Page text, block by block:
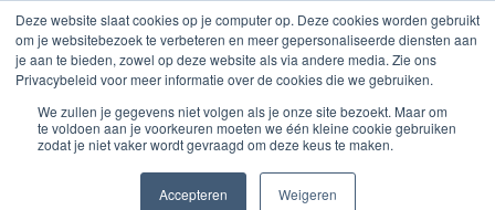
Deze website slaat cookies op je computer op. Deze cookies worden gebruikt
om je websitebezoek te verbeteren en meer gepersonaliseerde diensten aan
je aan te bieden, zowel op deze website als via andere media. Zie ons
Privacybeleid voor meer informatie over de cookies die we gebruiken.
We zullen je gegevens niet volgen als je onze site bezoekt. Maar om
te voldoen aan je voorkeuren moeten we één kleine cookie gebruiken
zodat je niet vaker wordt gevraagd om deze keus te maken.
Accepteren Weigeren
Zum
Inhalt
springen
Externe inhuur